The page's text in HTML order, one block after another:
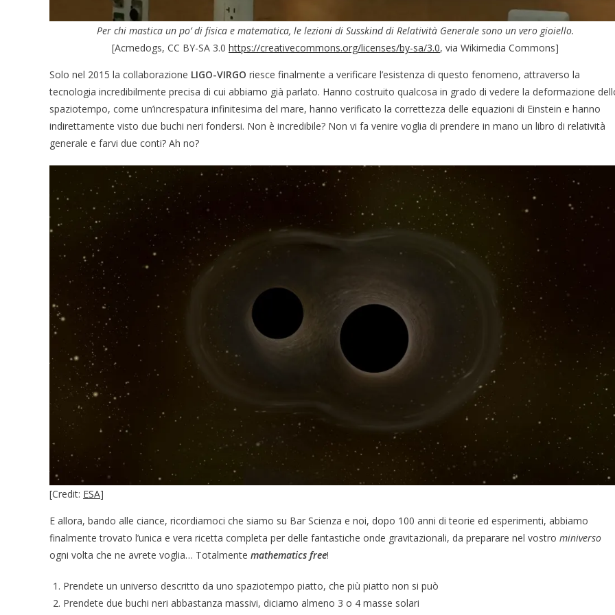
Per chi mastica un po’ di fisica e matematica, le lezioni di Susskind di Relatività Generale sono un vero gioiello.
[Acmedogs, CC BY-SA 3.0 https://creativecommons.org/licenses/by-sa/3.0, via Wikimedia Commons]
Solo nel 2015 la collaborazione LIGO-VIRGO riesce finalmente a verificare l’esistenza di questo fenomeno, attraverso la
tecnologia incredibilmente precisa di cui abbiamo già parlato. Hanno costruito qualcosa in grado di vedere la deformazione
spaziotempo, come un’increspatura infinitesima del mare, hanno verificato la correttezza delle equazioni di Einstein e hanno
indirettamente visto due buchi neri fondersi. Non è incredibile? Non vi fa venire voglia di prendere in mano un libro di relatività
generale e farvi due conti? Ah no?
[Credit: ESA]
E allora, bando alle ciance, ricordiamoci che siamo su Bar Scienza e noi, dopo 100 anni di teorie ed esperimenti, abbiamo
finalmente trovato l’unica e vera ricetta completa per delle fantastiche onde gravitazionali, da preparare nel vostro miniverso
ogni volta che ne avrete voglia… Totalmente mathematics free!
Prendete un universo descritto da uno spaziotempo piatto, che più piatto non si può
Prendete due buchi neri abbastanza massivi, diciamo almeno 3 o 4 masse solari